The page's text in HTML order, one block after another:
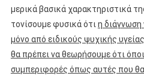
μερικά βασικά χαρακτηριστικά
τονίσουμε φυσικά ότι η διάγνωση
μόνο από ειδικούς ψυχικής
θα πρέπει να θεωρήσουμε ότι
συμπεριφορές όπως αυτές που θα